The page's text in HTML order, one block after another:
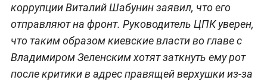
коррупции Виталий Шабунин заявил, что его
отправляют на фронт. Руководитель ЦПК уверен,
что таким образом киевские власти во главе с
Владимиром Зеленским хотят заткнуть ему рот
после критики в адрес правящей верхушки из-за